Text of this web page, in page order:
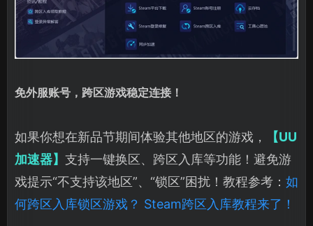
免外服账号，跨区游戏稳定连接！
如果你想在新品节期间体验其他地区的游戏，
【UU
加速器】 支持一键换区、跨区入库等功能！避免游
戏提示“不支持该地区”、“锁区”困扰！教程参考： 如
何跨区入库锁区游戏？ Steam跨区入库教程来了！